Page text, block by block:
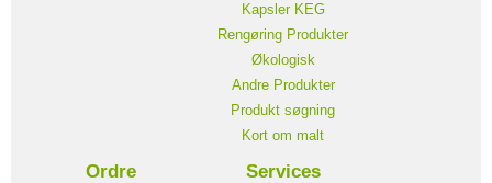
Kapsler KEG
Rengøring Produkter
Økologisk
Andre Produkter
Produkt søgning
Kort om malt
Ordre Services